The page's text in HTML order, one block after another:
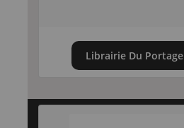
Librairie Du Portage